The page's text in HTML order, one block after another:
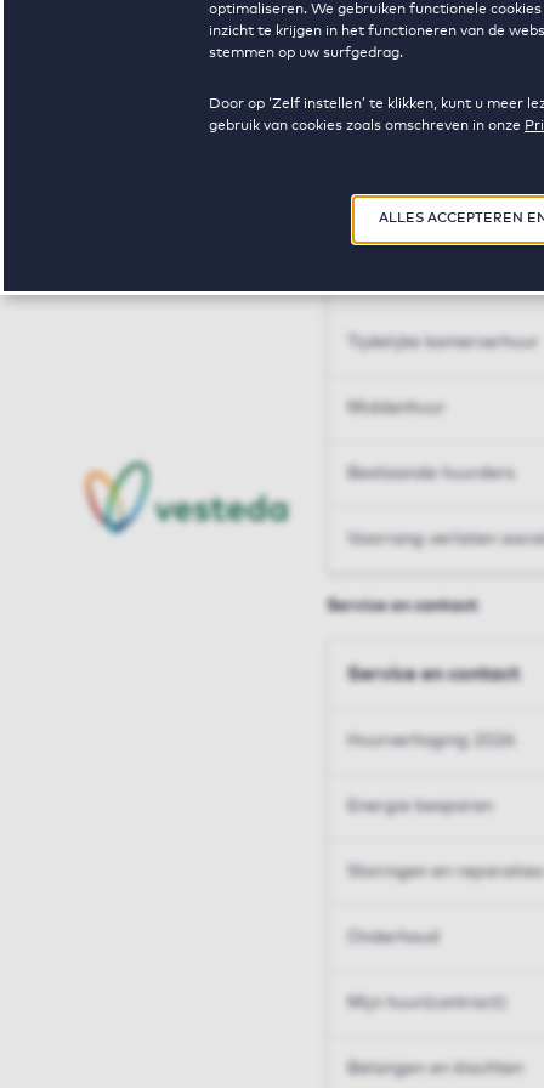
optimaliseren. We gebruiken functionele
inzicht te krijgen in het functioneren van de
stemmen op uw surfgedrag.
Door op ‘Zelf instellen’ te klikken, kunt u meer
gebruik van cookies zoals omschreven in onze
ALLES ACCEPTEREN
Huren op maat
Tijdelijke kamerverhuur
Middenhuur
Bestaande huurders
Voorrang verlaten
Service en contact
Service en contact
Huurverhoging 2026
Energie besparen
Storingen en reparaties
Onderhoud
Mijn huur(contract)
Belangen en klachten